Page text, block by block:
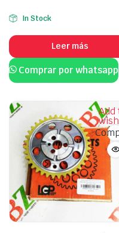
In Stock
Leer más
Comprar por whatsapp
Add